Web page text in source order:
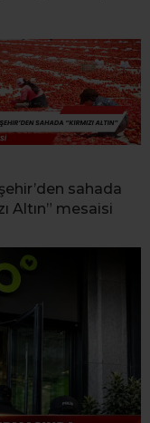
sahada
Altın” mesaisi